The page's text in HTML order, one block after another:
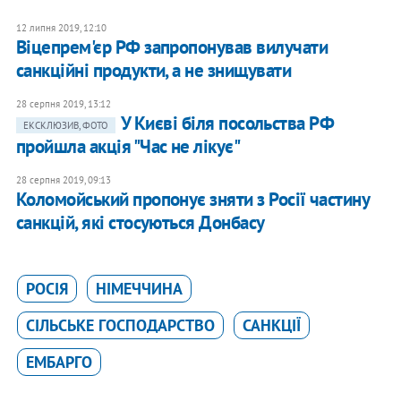
12 липня 2019, 12:10
Віцепрем'єр РФ запропонував вилучати
санкційні продукти, а не знищувати
28 серпня 2019, 13:12
ЕКСКЛЮЗИВ, ФОТО
У Києві біля посольства РФ
пройшла акція "Час не лікує"
28 серпня 2019, 09:13
Коломойський пропонує зняти з Росії частину
санкцій, які стосуються Донбасу
РОСІЯ
НІМЕЧЧИНА
СІЛЬСЬКЕ ГОСПОДАРСТВО
САНКЦІЇ
ЕМБАРГО